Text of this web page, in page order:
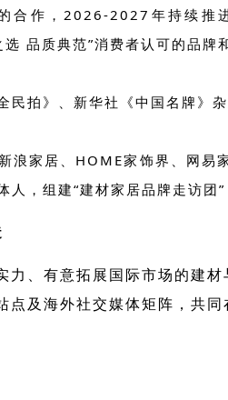
合作，2026-2027年持续推
品质典范”消费者认可的品牌
民拍》、新华社《中国名牌》
浪家居、HOME家饰界、网易
，组建“建材家居品牌走访
、有意拓展国际市场的建
及海外社交媒体矩阵，共同